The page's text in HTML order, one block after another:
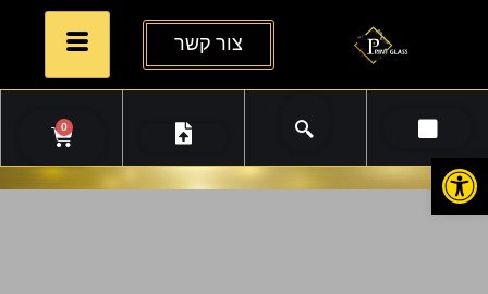
צור קשר
0
פתח סרגל נגישות